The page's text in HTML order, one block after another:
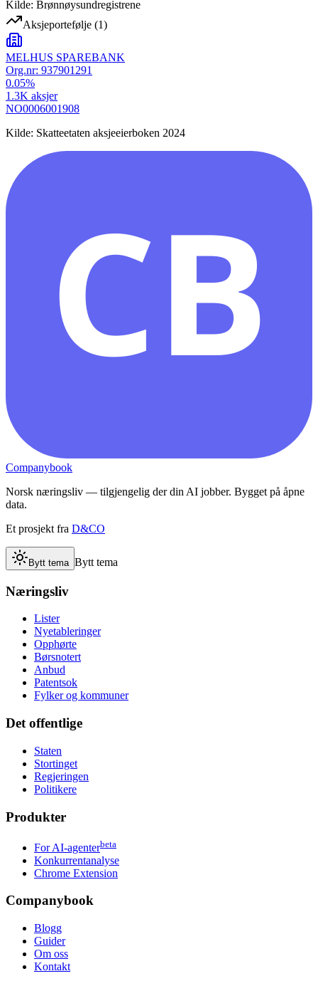
Kilde: Brønnøysundregistrene
Aksjeportefølje (1)
MELHUS SPAREBANK
Org.nr: 937901291
0.05%
1.3K aksjer
NO0006001908
Kilde: Skatteetaten aksjeeierboken 2024
CB
Companybook
Norsk næringsliv — tilgjengelig der din AI jobber. Bygget på åpne
data.
Et prosjekt fra D&CO
Bytt tema Bytt tema
Næringsliv
Lister
Nyetableringer
Opphørte
Børsnotert
Anbud
Patentsok
Fylker og kommuner
Det offentlige
Staten
Stortinget
Regjeringen
Politikere
Produkter
For AI-agenterbeta
Konkurrentanalyse
Chrome Extension
Companybook
Blogg
Guider
Om oss
Kontakt